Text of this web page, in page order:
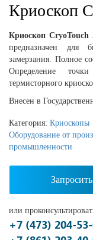
Криоскоп
Криоскоп CryoTouch
предназначен для
замерзания. Полное
Определение
термисторного
Внесен в
Категория: Криоскопы
Оборудование от
промышленности
или
+7 (473) 204-